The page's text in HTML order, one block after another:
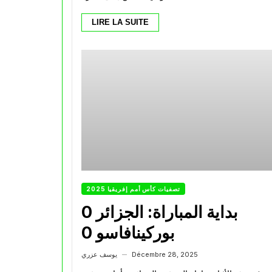
LIRE LA SUITE
تصفيات كأس أمم إفريقيا 2025
بداية المباراة: الجزائر 0
بوركينافاسو 0
يوسف عزري — Décembre 28, 2025